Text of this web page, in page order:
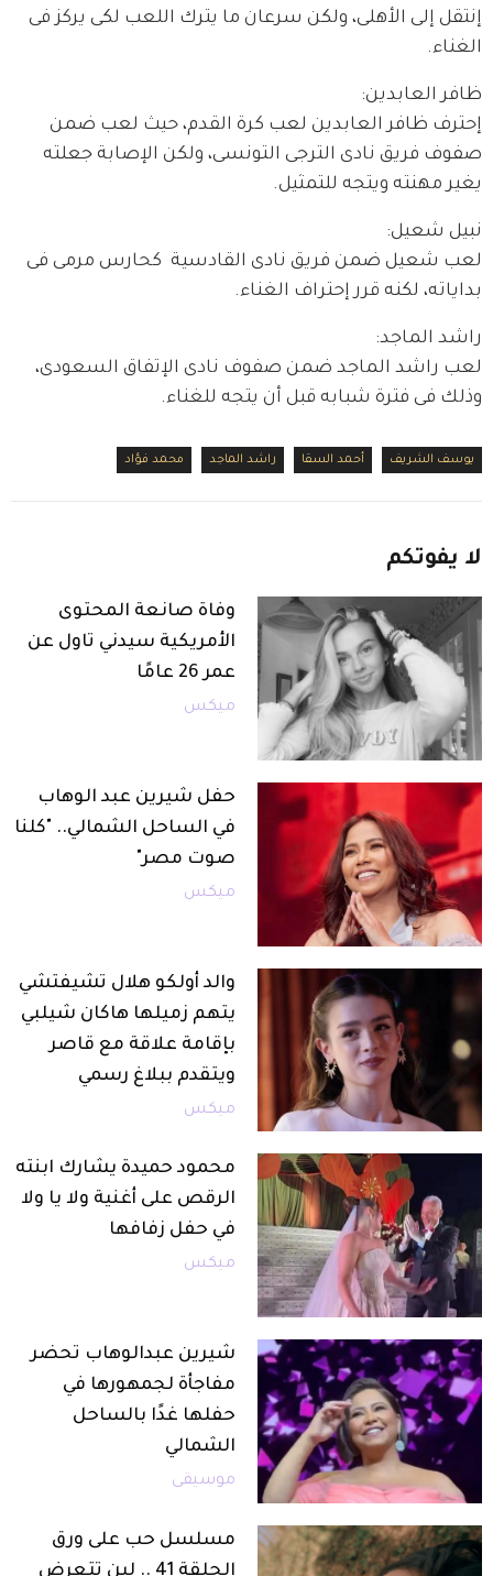
إنتقل إلى الأهلى، ولكن سرعان ما يترك اللعب لكى يركز فى
الغناء.
ظافر العابدين:
إحترف ظافر العابدين لعب كرة القدم، حيث لعب ضمن
صفوف فريق نادى الترجى التونسى، ولكن الإصابة جعلته
يغير مهنته ويتجه للتمثيل.
نبيل شعيل:
لعب شعيل ضمن فريق نادى القادسية  كحارس مرمى فى
بداياته، لكنه قرر إحتراف الغناء.
راشد الماجد:
لعب راشد الماجد ضمن صفوف نادى الإتفاق السعودى،
وذلك فى فترة شبابه قبل أن يتجه للغناء.
يوسف الشريف أحمد السقا راشد الماجد محمد فؤاد
لا يفوتكم
وفاة صانعة المحتوى
الأمريكية سيدني تاول عن
عمر 26 عامًا
ميكس
حفل شيرين عبد الوهاب
في الساحل الشمالي.. "كلنا
صوت مصر"
ميكس
والد أولكو هلال تشيفتشي
يتهم زميلها هاكان شيلبي
بإقامة علاقة مع قاصر
ويتقدم ببلاغ رسمي
ميكس
محمود حميدة يشارك ابنته
الرقص على أغنية ولا يا ولا
في حفل زفافها
ميكس
شيرين عبدالوهاب تحضر
مفاجأة لجمهورها في
حفلها غدًا بالساحل
الشمالي
موسيقى
مسلسل حب على ورق
الحلقة 41 .. لين تتعرض